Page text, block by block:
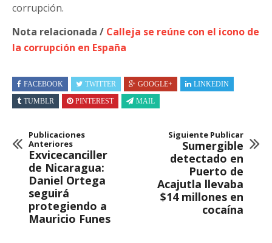
corrupción.
Nota relacionada / Calleja se reúne con el icono de
la corrupción en España
FACEBOOK TWITTER GOOGLE+
LINKEDIN
TUMBLR
PINTEREST MAIL
Publicaciones
Anteriores
Exvicecanciller
de Nicaragua:
Daniel Ortega
seguirá
protegiendo a
Mauricio Funes
Siguiente Publicar
Sumergible
detectado en
Puerto de
Acajutla llevaba
$14 millones en
cocaína